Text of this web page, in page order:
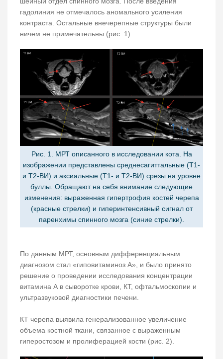
гадолиния не отмечалось аномального усиления
контраста. Остальные внечерепные структуры были
ничем не примечательны (рис. 1).
Рис. 1. МРТ описанного в исследовании кота. На
изображении представлены среднесагиттальные (Т1-
и Т2-ВИ) и аксиальные (Т1- и Т2-ВИ) срезы на уровне
буллы. Обращают на себя внимание следующие
изменения: выраженная гипертрофия костей черепа
(красные стрелки) и гиперинтенсивный сигнал от
паренхимы спинного мозга (синие стрелки).
По данным МРТ, основным дифференциальным
диагнозом стал «гиповитаминоз А», и было принято
решение о проведении исследования концентрации
витамина А в сыворотке крови, КТ, офтальмоскопии и
ультразвуковой диагностики печени.
КТ черепа выявила генерализованное увеличение
объема костной ткани, связанное с выраженным
гиперостозом и пролиферацией кости (рис. 2).